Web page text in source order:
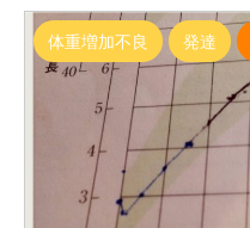
体重増加不良 発達